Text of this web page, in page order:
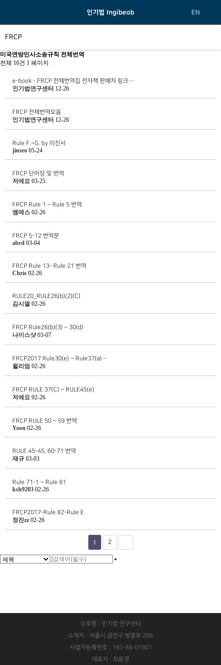
인기법 Ingibeob EN
FRCP
미국연방민사소송규칙 전체번역
전체 16건 1 페이지
e-book - FRCP 전체번역집 전자책 판매처 링크…
인기법연구센터 12-26
FRCP 전체번역모음
인기법연구센터 12-26
Rule F.~G. by 이진서
jinseo 05-24
FRCP 단어장 및 번역
저에요 03-25
FRCP Rule 1 ~ Rule 5 번역
엠에스 02-26
FRCP 5-12 번역문
abcd 03-04
FRCP Rule 13- Rule 21 번역
Chris 02-26
RULE20_RULE26(b)(2)(C)
김시열 02-26
FRCP Rule26(b)(3) ~ 30(d)
나이스샷 03-07
FRCP2017 Rule30(e) ~ Rule37(a)…
윌리엄 02-26
FRCP RULE 37(C) ~ RULE45(e)
저에요 02-26
FRCP RULE 50 ~ 59 번역
Yoon 02-26
RULE 45-45, 60-71 번역
재규 03-03
Rule 71-1 ~ Rule 81
ksh9203 02-26
FRCP2017-Rule 82-Rule E
정진zz 02-26
1 2
상호명 : 인기법 연구센터
소재지 : 서울시 금천구 벚꽃로 286
사업자등록번호 : 160-88-01901
대표자 : 최윤경